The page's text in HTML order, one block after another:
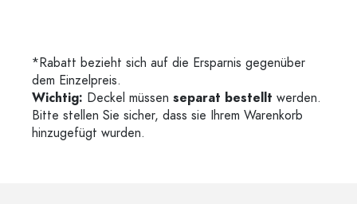
*Rabatt bezieht sich auf die Ersparnis gegenüber
dem Einzelpreis.
Wichtig: Deckel müssen separat bestellt werden.
Bitte stellen Sie sicher, dass sie Ihrem Warenkorb
hinzugefügt wurden.